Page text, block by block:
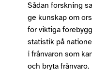
Sådan forskning
ge kunskap om
för viktiga
statistik på
i frånvaron som
och bryta frånvaro.